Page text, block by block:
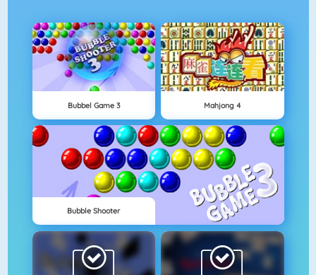
Bubbel Game 3 Mahjong 4
Bubble Shooter